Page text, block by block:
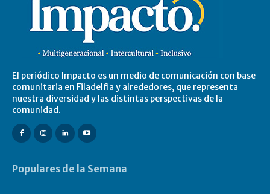
El periódico Impacto es un medio de comunicación con base
comunitaria en Filadelfia y alrededores, que representa
nuestra diversidad y las distintas perspectivas de la
comunidad.
Populares de la Semana